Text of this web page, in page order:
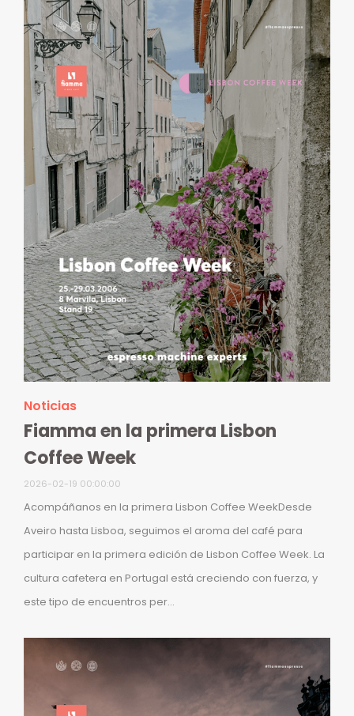
Noticias
Fiamma en la primera Lisbon
Coffee Week
2026-02-19 00:00:00
Acompáñanos en la primera Lisbon Coffee WeekDesde
Aveiro hasta Lisboa, seguimos el aroma del café para
participar en la primera edición de Lisbon Coffee Week. La
cultura cafetera en Portugal está creciendo con fuerza, y
este tipo de encuentros per...